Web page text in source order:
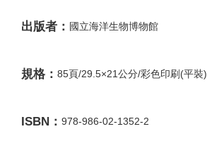
出版者： 國立海洋生物博物館
規格： 85頁/29.5×21公分/彩色印刷(平裝)
ISBN： 978-986-02-1352-2